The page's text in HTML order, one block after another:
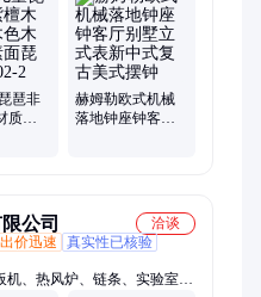
毂罩、加湿器、发热芯、电
箱罩
琶非
原
赫姆勒欧式机械
落地钟座钟客厅
公司
洽谈
出价迅速
真实性已核验
机、热风炉、链条、实验室工